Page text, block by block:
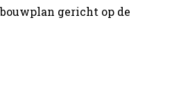
gericht op de